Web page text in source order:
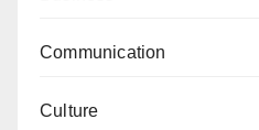
Communication
Culture